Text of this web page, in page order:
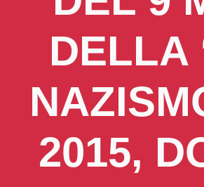
DELLA
2015,